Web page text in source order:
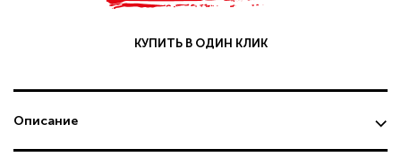
КУПИТЬ В ОДИН КЛИК
Описание